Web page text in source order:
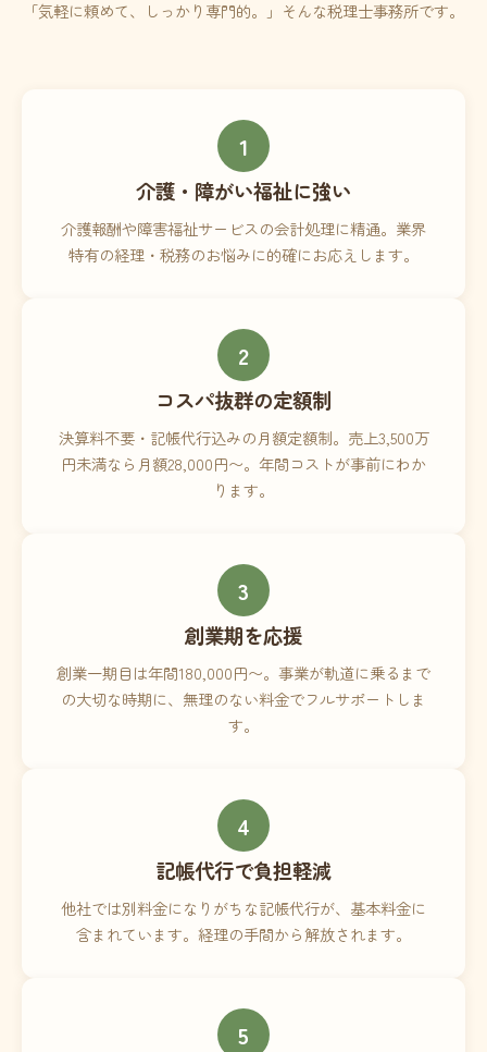
「気軽に頼めて、しっかり専門的。」そんな税理士事務所です。
1
介護・障がい福祉に強い
介護報酬や障害福祉サービスの会計処理に精通。業界
特有の経理・税務のお悩みに的確にお応えします。
2
コスパ抜群の定額制
決算料不要・記帳代行込みの月額定額制。売上3,500万
円未満なら月額28,000円〜。年間コストが事前にわか
ります。
3
創業期を応援
創業一期目は年間180,000円〜。事業が軌道に乗るまで
の大切な時期に、無理のない料金でフルサポートしま
す。
4
記帳代行で負担軽減
他社では別料金になりがちな記帳代行が、基本料金に
含まれています。経理の手間から解放されます。
5